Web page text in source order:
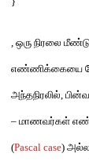
, ஒரு நிரலை
எண்ணிக்கையை
அந்தநிரலில்,
– மாணவர்கள்
(Pascal case)